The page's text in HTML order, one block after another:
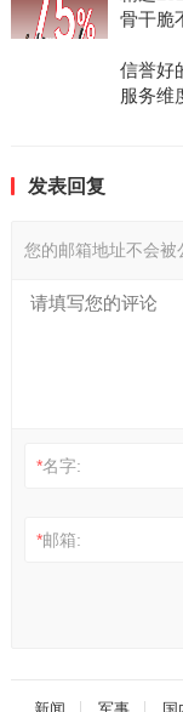
骨干脆
信誉好
服务维
发表回复
您的邮箱地址不会被
*名字:
*邮箱: